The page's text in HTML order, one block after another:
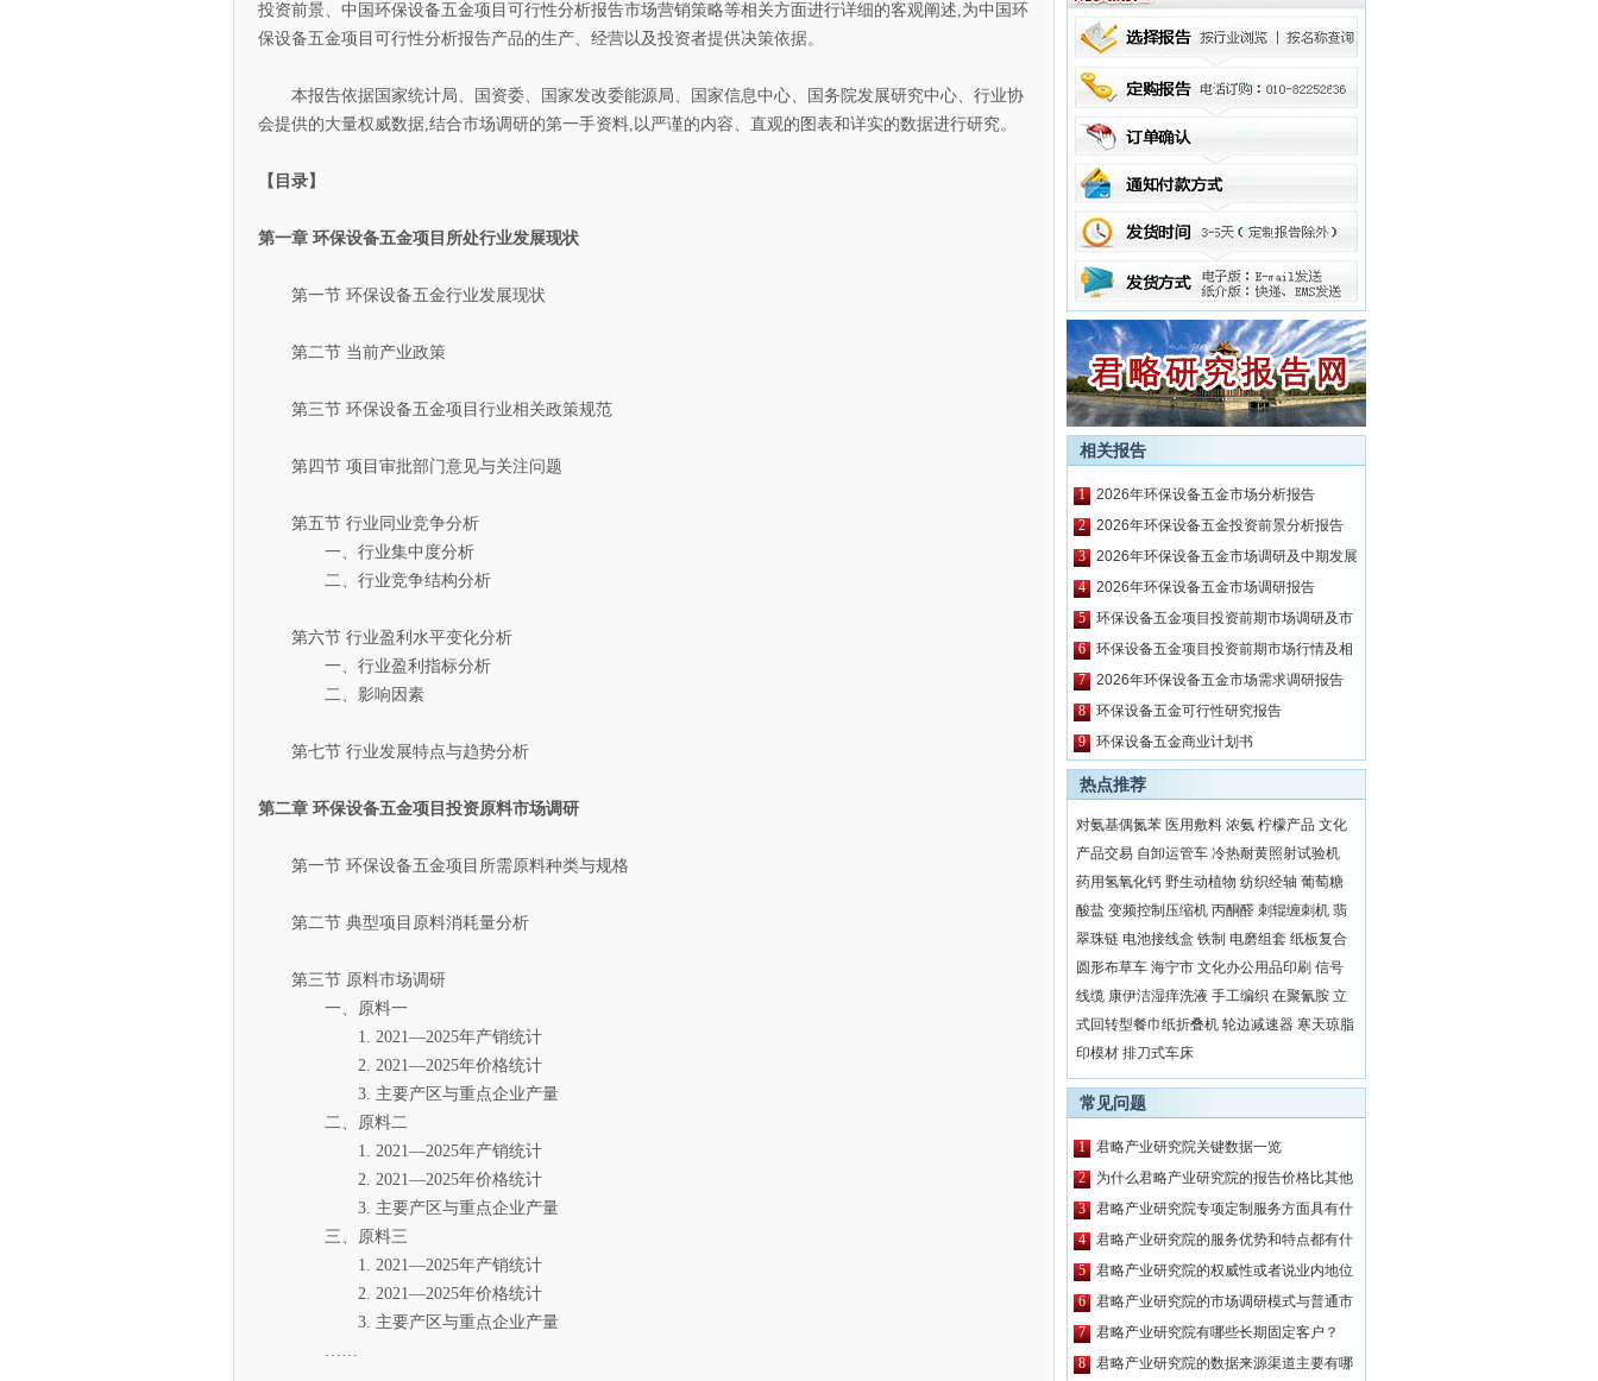
投资前景、中国环保设备五金项目可行性分析报告市场营销策略等相关方面进行详细的客观阐述,为中国环
保设备五金项目可行性分析报告产品的生产、经营以及投资者提供决策依据。
本报告依据国家统计局、国资委、国家发改委能源局、国家信息中心、国务院发展研究中心、行业协
会提供的大量权威数据,结合市场调研的第一手资料,以严谨的内容、直观的图表和详实的数据进行研究。
【目录】
第一章 环保设备五金项目所处行业发展现状
第一节 环保设备五金行业发展现状
第二节 当前产业政策
第三节 环保设备五金项目行业相关政策规范
第四节 项目审批部门意见与关注问题
第五节 行业同业竞争分析
一、行业集中度分析
二、行业竞争结构分析
第六节 行业盈利水平变化分析
一、行业盈利指标分析
二、影响因素
第七节 行业发展特点与趋势分析
第二章 环保设备五金项目投资原料市场调研
第一节 环保设备五金项目所需原料种类与规格
第二节 典型项目原料消耗量分析
第三节 原料市场调研
一、原料一
1. 2021—2025年产销统计
2. 2021—2025年价格统计
3. 主要产区与重点企业产量
二、原料二
1. 2021—2025年产销统计
2. 2021—2025年价格统计
3. 主要产区与重点企业产量
三、原料三
1. 2021—2025年产销统计
2. 2021—2025年价格统计
3. 主要产区与重点企业产量
……
相关报告
1
2026年环保设备五金市场分析报告
2
2026年环保设备五金投资前景分析报告
3
2026年环保设备五金市场调研及中期发展
预测报告
4
2026年环保设备五金市场调研报告
5
环保设备五金项目投资前期市场调研及市
场前景预测报告
6
环保设备五金项目投资前期市场行情及相
关技术调研报告
7
2026年环保设备五金市场需求调研报告
8
环保设备五金可行性研究报告
9
环保设备五金商业计划书
热点推荐
对氨基偶氮苯 医用敷料 浓氨 柠檬产品 文化
产品交易 自卸运管车 冷热耐黄照射试验机
药用氢氧化钙 野生动植物 纺织经轴 葡萄糖
酸盐 变频控制压缩机 丙酮醛 刺辊缠刺机 翡
翠珠链 电池接线盒 铁制 电磨组套 纸板复合
圆形布草车 海宁市 文化办公用品印刷 信号
线缆 康伊洁湿痒洗液 手工编织 在聚氰胺 立
式回转型餐巾纸折叠机 轮边减速器 寒天琼脂
印模材 排刀式车床
常见问题
1
君略产业研究院关键数据一览
2
为什么君略产业研究院的报告价格比其他
公司都要高？
3
君略产业研究院专项定制服务方面具有什
么特点？
4
君略产业研究院的服务优势和特点都有什
么？
5
君略产业研究院的权威性或者说业内地位
如何？
6
君略产业研究院的市场调研模式与普通市
场调研主要区别有哪些？
7
君略产业研究院有哪些长期固定客户？
8
君略产业研究院的数据来源渠道主要有哪